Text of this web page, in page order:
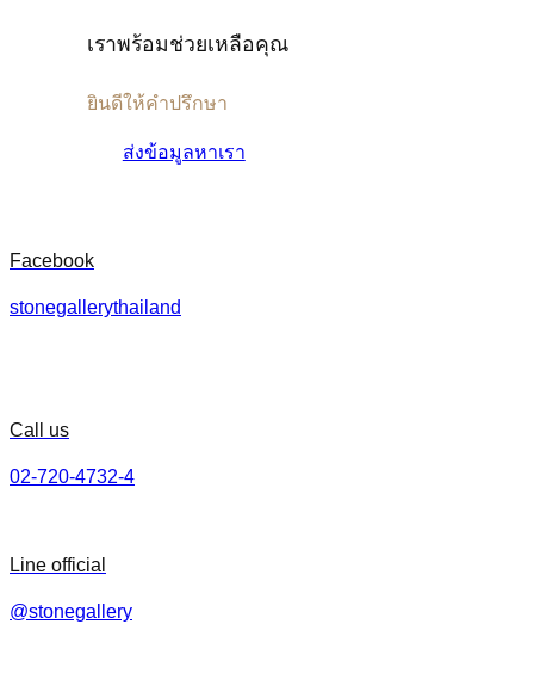
เราพร้อมช่วยเหลือคุณ
ยินดีให้คำปรึกษา
ส่งข้อมูลหาเรา
Facebook
stonegallerythailand
Call us
02-720-4732-4
Line official
@stonegallery